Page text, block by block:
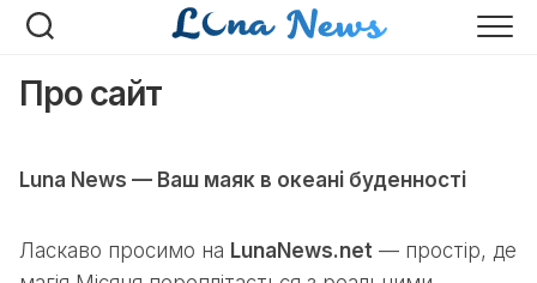
Перейти
Про сайт
Luna News — Ваш маяк в океані буденності
Ласкаво просимо на LunaNews.net — простір, де